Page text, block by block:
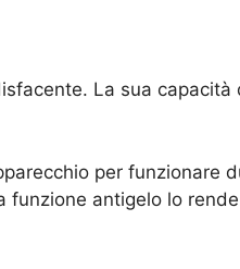
La sua
per funzionare
antigelo lo